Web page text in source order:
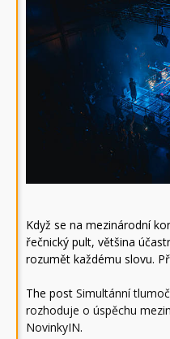
Když se na mezinárodní
řečnický pult, většina
rozumět každému slovu.
The post Simultánní
rozhoduje o úspěchu
NovinkyIN.